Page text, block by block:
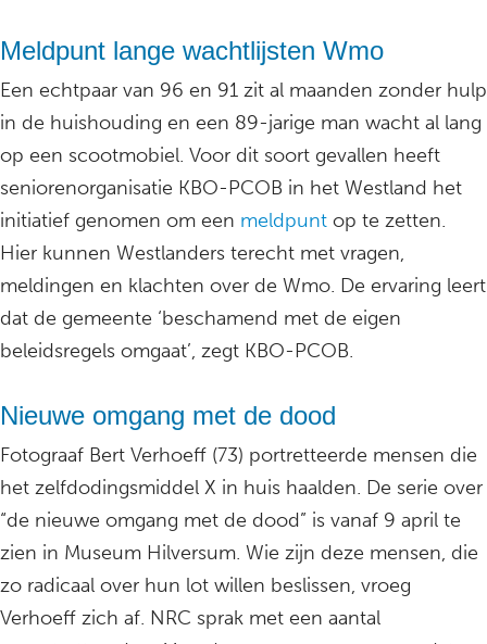
Meldpunt lange wachtlijsten Wmo
Een echtpaar van 96 en 91 zit al maanden zonder hulp
in de huishouding en een 89-jarige man wacht al lang
op een scootmobiel. Voor dit soort gevallen heeft
seniorenorganisatie KBO-PCOB in het Westland het
initiatief genomen om een meldpunt op te zetten.
Hier kunnen Westlanders terecht met vragen,
meldingen en klachten over de Wmo. De ervaring leert
dat de gemeente ‘beschamend met de eigen
beleidsregels omgaat’, zegt KBO-PCOB.
Nieuwe omgang met de dood
Fotograaf Bert Verhoeff (73) portretteerde mensen die
het zelfdodingsmiddel X in huis haalden. De serie over
“de nieuwe omgang met de dood” is vanaf 9 april te
zien in Museum Hilversum. Wie zijn deze mensen, die
zo radicaal over hun lot willen beslissen, vroeg
Verhoeff zich af. NRC sprak met een aantal